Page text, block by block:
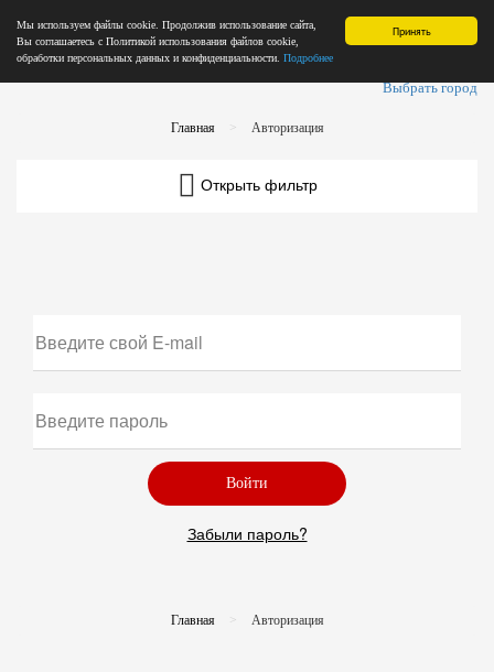
Принять
Мы используем файлы cookie. Продолжив использование сайта,
Вы соглашаетесь с Политикой использования файлов cookie,
обработки персональных данных и конфиденциальности. Подробнее
Выбрать город
Главная Авторизация
Открыть фильтр
Войти
Забыли пароль?
Главная Авторизация